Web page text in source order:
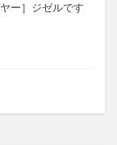
ー］ジゼルです